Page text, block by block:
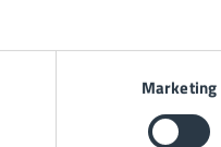
Marketing